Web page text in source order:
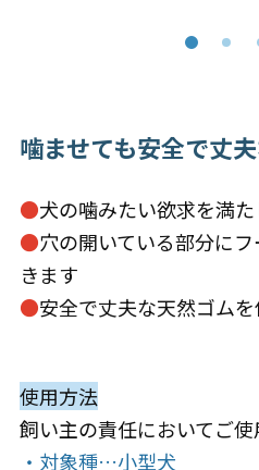
噛ませても安全で丈
●犬の噛みたい欲求を満
●穴の開いている部分に
きます
●安全で丈夫な天然ゴム
使用方法
飼い主の責任においてご使
・対象種…小型犬